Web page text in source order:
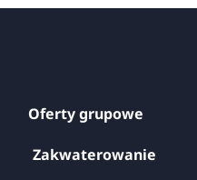
Oferty grupowe
Zakwaterowanie